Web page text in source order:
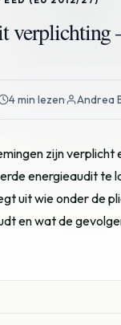
4 min lezen· Andrea
zijn verplicht
energieaudit te
uit wie onder de
en wat de